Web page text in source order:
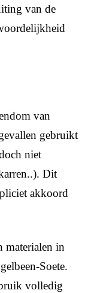
van de
van
gebruikt
niet
Dit
akkoord
materialen in
Soete.
volledig